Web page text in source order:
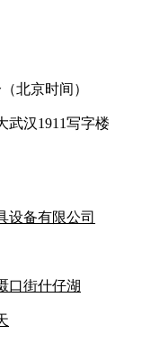
（北京时间）
武汉1911写字楼
设备有限公司
口街什仔湖